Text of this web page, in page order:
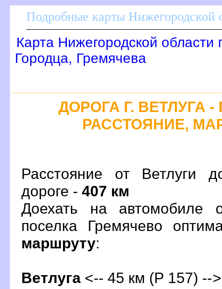
Подробные карты Нижегородской
Карта Нижегородской области
Городца, Гремячева
ДОРОГА Г. ВЕТЛУГА
РАССТОЯНИЕ,
Расстояние от Ветлуги
дороге - 407 км
Доехать на автомобиле
поселка Гремячево
маршруту:
етлуга <-- 45 км (Р 157) --